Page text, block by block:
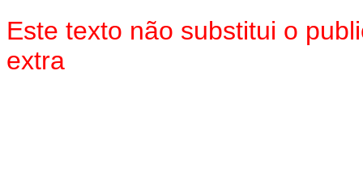
Este texto não substitui o
extra